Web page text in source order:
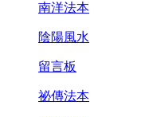
南洋法本
陰陽風水
留言板
祕傳法本